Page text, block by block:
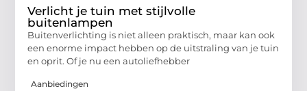
Verlicht je tuin met stijlvolle
buitenlampen
Buitenverlichting is niet alleen praktisch, maar kan ook
een enorme impact hebben op de uitstraling van je tuin
en oprit. Of je nu een autoliefhebber
Aanbiedingen